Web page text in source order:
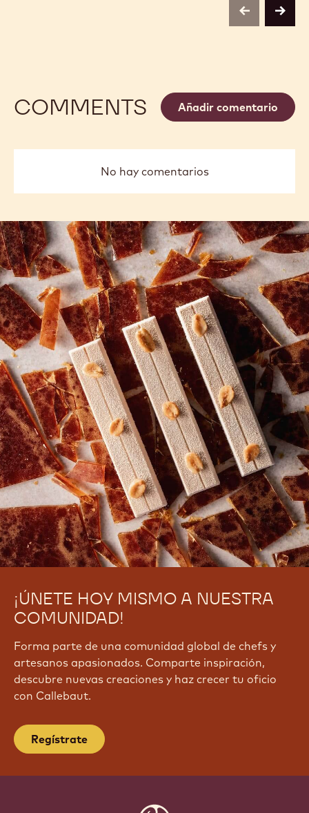
previousnext
COMMENTS Añadir comentario
No hay comentarios
¡ÚNETE HOY MISMO A NUESTRA
COMUNIDAD!
Forma parte de una comunidad global de chefs y
artesanos apasionados. Comparte inspiración,
descubre nuevas creaciones y haz crecer tu oficio
con Callebaut.
Regístrate